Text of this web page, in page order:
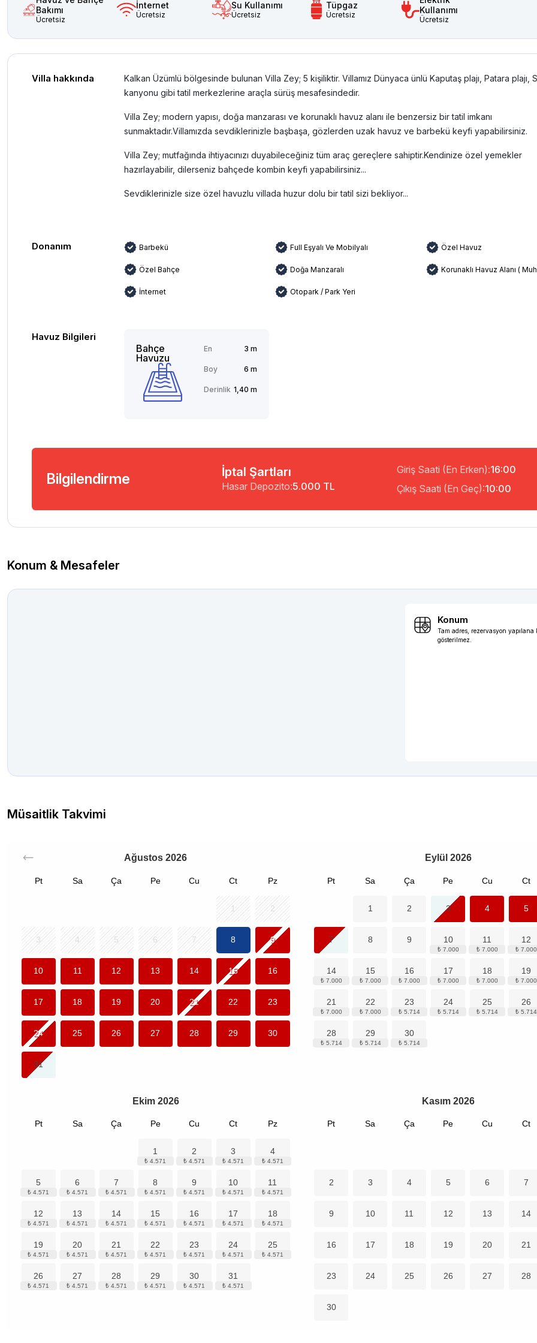
Bakımı
Ücretsiz
İnternet
Ücretsiz
Su Kullanımı
Ücretsiz
Tüpgaz
Ücretsiz
Kullanımı
Ücretsiz
Villa hakkında
Kalkan Üzümlü bölgesinde bulunan Villa Zey; 5 kişiliktir. Villamız Dünyaca ünlü Kaputaş plajı, Patara plajı,
kanyonu gibi tatil merkezlerine araçla sürüş mesafesindedir.
Villa Zey; modern yapısı, doğa manzarası ve korunaklı havuz alanı ile benzersiz bir tatil imkanı
sunmaktadır.Villamızda sevdiklerinizle başbaşa, gözlerden uzak havuz ve barbekü keyfi yapabilirsiniz.
Villa Zey; mutfağında ihtiyacınızı duyabileceğiniz tüm araç gereçlere sahiptir.Kendinize özel yemekler
hazırlayabilir, dilerseniz bahçede kombin keyfi yapabilirsiniz...
Sevdiklerinizle size özel havuzlu villada huzur dolu bir tatil sizi bekliyor...
Donanım Barbekü Full Eşyalı Ve Mobilyalı Özel Havuz
Özel Bahçe Doğa Manzaralı Korunaklı Havuz Alanı (
İnternet Otopark / Park Yeri
Havuz Bilgileri
Bahçe
Havuzu
En 3 m
Boy 6 m
Derinlik 1,40 m
Bilgilendirme İptal Şartları
Hasar Depozito:5.000 TL
Giriş Saati (En Erken):16:00
Çıkış Saati (En Geç):10:00
Konum & Mesafeler
Konum
Tam adres, rezervasyon yapılana
gösterilmez.
Müsaitlik Takvimi
Ağustos 2026
Pt Sa Ça Pe Cu Ct Pz
1 2
3 4 5 6 7 8 9
10 11 12 13 14 15 16
17 18 19 20 21 22 23
24 25 26 27 28 29 30
31
Eylül 2026
Pt Sa Ça Pe Cu Ct
1 2 3 4 5
7 8 9 10 11 12
14 15 16 17 18 19
21 22 23 24 25 26
28 29 30
Ekim 2026
Pt Sa Ça Pe Cu Ct Pz
1 2 3 4
5 6 7 8 9 10 11
12 13 14 15 16 17 18
19 20 21 22 23 24 25
26 27 28 29 30 31
Kasım 2026
Pt Sa Ça Pe Cu Ct
2 3 4 5 6 7
9 10 11 12 13 14
16 17 18 19 20 21
23 24 25 26 27 28
30